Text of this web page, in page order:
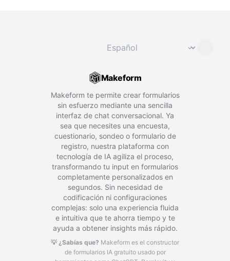
⌄
Makeform
Makeform te permite crear formularios
sin esfuerzo mediante una sencilla
interfaz de chat conversacional. Ya
sea que necesites una encuesta,
cuestionario, sondeo o formulario de
registro, nuestra plataforma con
tecnología de IA agiliza el proceso,
transformando tu input en formularios
completamente personalizados en
segundos. Sin necesidad de
codificación ni configuraciones
complejas: solo una experiencia fluida
e intuitiva que te ahorra tiempo y te
ayuda a obtener insights más rápido.
💡 ¿Sabías que? Makeform es el constructor
de formularios IA gratuito usado por